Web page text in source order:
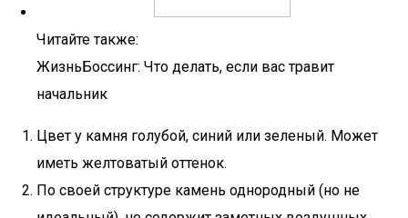
Читайте также:
ЖизньБоссинг: Что делать, если вас травит
начальник
Цвет у камня голубой, синий или зеленый. Может
иметь желтоватый оттенок.
По своей структуре камень однородный (но не